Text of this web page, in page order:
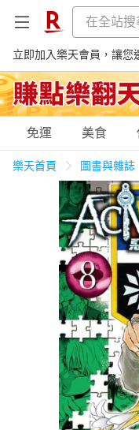
立即加入樂天會員，讓您
購物網分類
天天免運 美食
居家生活 3C
女裝 男
日本購物 電子/
免運 美食
樂天首頁 圖書與雜誌